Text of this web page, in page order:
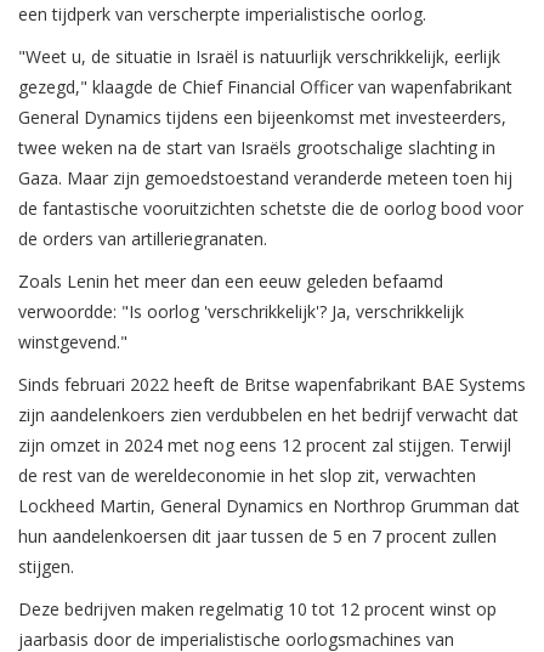
een tijdperk van verscherpte imperialistische oorlog.
"Weet u, de situatie in Israël is natuurlijk verschrikkelijk, eerlijk
gezegd," klaagde de Chief Financial Officer van wapenfabrikant
General Dynamics tijdens een bijeenkomst met investeerders,
twee weken na de start van Israëls grootschalige slachting in
Gaza. Maar zijn gemoedstoestand veranderde meteen toen hij
de fantastische vooruitzichten schetste die de oorlog bood voor
de orders van artilleriegranaten.
Zoals Lenin het meer dan een eeuw geleden befaamd
verwoordde: "Is oorlog 'verschrikkelijk'? Ja, verschrikkelijk
winstgevend."
Sinds februari 2022 heeft de Britse wapenfabrikant BAE Systems
zijn aandelenkoers zien verdubbelen en het bedrijf verwacht dat
zijn omzet in 2024 met nog eens 12 procent zal stijgen. Terwijl
de rest van de wereldeconomie in het slop zit, verwachten
Lockheed Martin, General Dynamics en Northrop Grumman dat
hun aandelenkoersen dit jaar tussen de 5 en 7 procent zullen
stijgen.
Deze bedrijven maken regelmatig 10 tot 12 procent winst op
jaarbasis door de imperialistische oorlogsmachines van